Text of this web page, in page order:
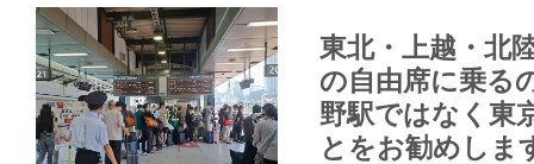
東北・上越・北
の自由席に乗る
野駅ではなく東
とをお勧めしま